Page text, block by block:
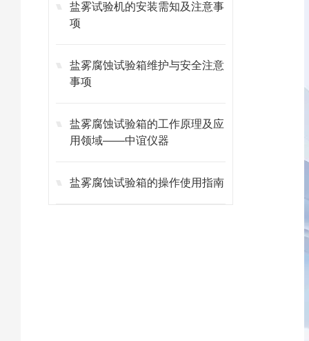
盐雾试验机的安装需知及注意事
项
盐雾腐蚀试验箱维护与安全注意
事项
盐雾腐蚀试验箱的工作原理及应
用领域——中谊仪器
盐雾腐蚀试验箱的操作使用指南